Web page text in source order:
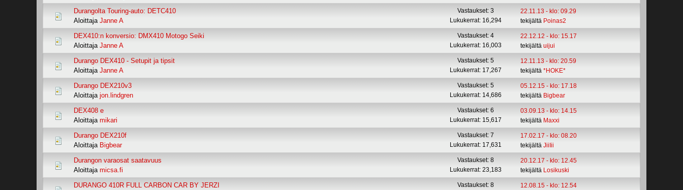
Durangolta Touring-auto: DETC410
Aloittaja Janne A
Vastaukset: 3
Lukukerrat: 16,294
22.11.13 - klo: 09.29
tekijältä Poinas2
DEX410:n konversio: DMX410 Motogo Seiki
Aloittaja Janne A
Vastaukset: 4
Lukukerrat: 16,003
22.12.12 - klo: 15.17
tekijältäuijui
Durango DEX410 - Setupit ja tipsit
Aloittaja Janne A
Vastaukset: 5
Lukukerrat: 17,267
12.11.13 - klo: 20.59
tekijältä*HOKE*
Durango DEX210v3
Aloittaja jon.lindgren
Vastaukset: 5
Lukukerrat: 14,686
05.12.15 - klo: 17.18
tekijältä Bigbear
DEX408 e
Aloittaja mikari
Vastaukset: 6
Lukukerrat: 15,617
03.09.13 - klo: 14.15
tekijältä Maxxi
Durango DEX210f
Aloittaja Bigbear
Vastaukset: 7
Lukukerrat: 17,631
17.02.17 - klo: 08.20
tekijältäJiiIii
Durangon varaosat saatavuus
Aloittaja micsa.fi
Vastaukset: 8
Lukukerrat: 23,183
20.12.17 - klo: 12.45
tekijältä Losikuski
DURANGO 410R FULL CARBON CAR BY JERZI
Vastaukset: 8
12.08.15 - klo: 12.54